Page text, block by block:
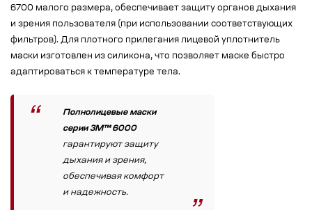
6700 малого размера, обеспечивает защиту органов дыхания
и зрения пользователя (при использовании соответствующих
фильтров). Для плотного прилегания лицевой уплотнитель
маски изготовлен из силикона, что позволяет маске быстро
адаптироваться к температуре тела.
Полнолицевые маски
серии 3М™ 6000
гарантируют защиту
дыхания и зрения,
обеспечивая комфорт
и надежность.